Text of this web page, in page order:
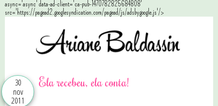
async='async' data-ad-client='ca-pub-1470782825684808'
src='https://pagead2.googlesyndication.com/pagead/js/adsbygoogle.js'/>
30
nov
2011
Ela recebeu, ela conta!